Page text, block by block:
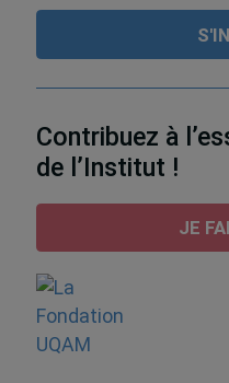
Contribuez à
de l’Institut !
JE